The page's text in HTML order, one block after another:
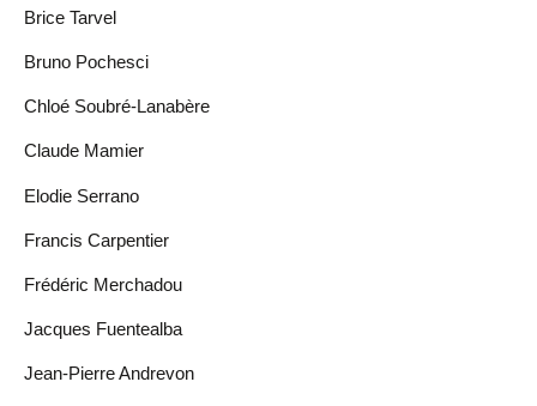
Brice Tarvel
Bruno Pochesci
Chloé Soubré-Lanabère
Claude Mamier
Elodie Serrano
Francis Carpentier
Frédéric Merchadou
Jacques Fuentealba
Jean-Pierre Andrevon